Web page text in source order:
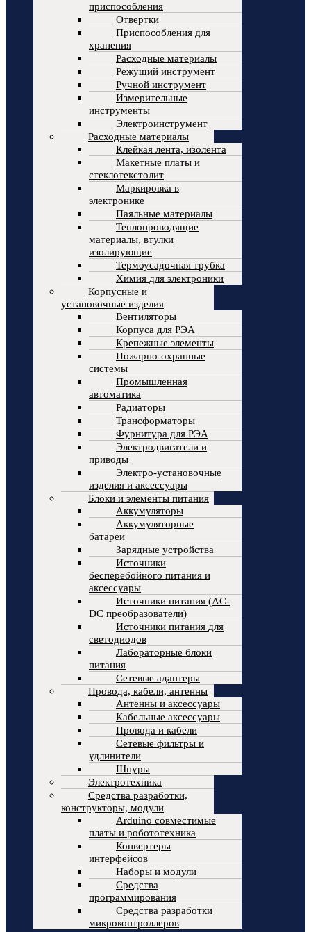
приспособления
Отвертки
Приспособления для
хранения
Расходные материалы
Режущий инструмент
Ручной инструмент
Измерительные
инструменты
Электроинструмент
Расходные материалы
Клейкая лента, изолента
Макетные платы и
стеклотекстолит
Маркировка в
электронике
Паяльные материалы
Теплопроводящие
материалы, втулки
изолирующие
Термоусадочная трубка
Химия для электроники
Корпусные и
установочные изделия
Вентиляторы
Корпуса для РЭА
Крепежные элементы
Пожарно-охранные
системы
Промышленная
автоматика
Радиаторы
Трансформаторы
Фурнитура для РЭА
Электродвигатели и
приводы
Электро-установочные
изделия и аксессуары
Блоки и элементы питания
Аккумуляторы
Аккумуляторные
батареи
Зарядные устройства
Источники
бесперебойного питания и
аксессуары
Источники питания (AC-
DC преобразователи)
Источники питания для
светодиодов
Лабораторные блоки
питания
Сетевые адаптеры
Провода, кабели, антенны
Антенны и аксессуары
Кабельные аксессуары
Провода и кабели
Сетевые фильтры и
удлинители
Шнуры
Электротехника
Средства разработки,
конструкторы, модули
Arduino совместимые
платы и робототехника
Конвертеры
интерфейсов
Наборы и модули
Средства
программирования
Средства разработки
микроконтроллеров